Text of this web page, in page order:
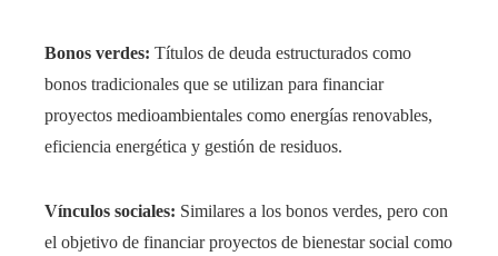
Bonos verdes: Títulos de deuda estructurados como
bonos tradicionales que se utilizan para financiar
proyectos medioambientales como energías renovables,
eficiencia energética y gestión de residuos.
Vínculos sociales: Similares a los bonos verdes, pero con
el objetivo de financiar proyectos de bienestar social como